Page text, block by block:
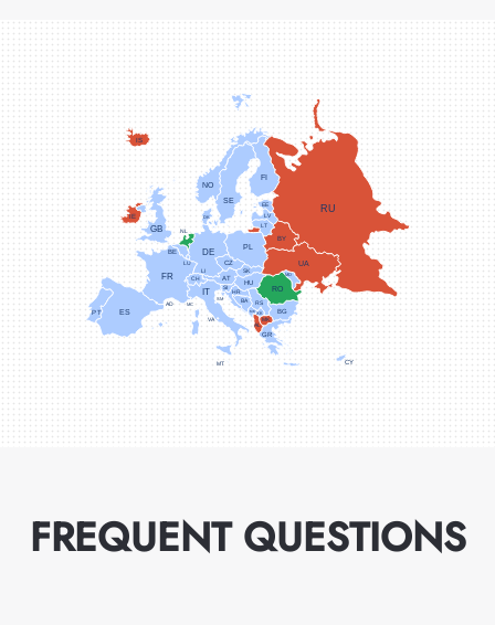
AL
AD
AT
BY
BE
BA
BG
HR
CY
CZ
DK
EE
FI
FR
DE
GR
HU
IS
IE
IT
XK
LV
LI
LT
LU
MK
MT
MD
MC
ME
NL
NO
PL
PT
RO
RU
SM
RS
SK
SI
ES
SE
CH
UA
GB
VA
FREQUENT QUESTIONS